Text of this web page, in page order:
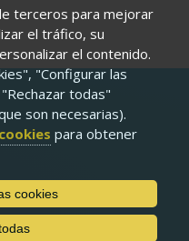
terceros para mejorar
el tráfico, su
el contenido.
"Configurar las
todas"
son necesarias).
para obtener
cookies